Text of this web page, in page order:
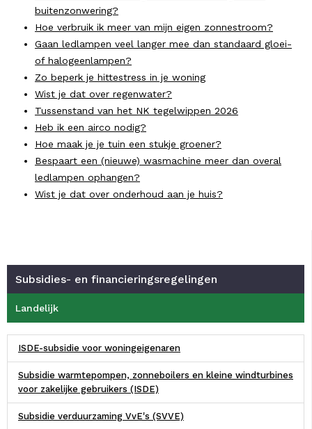
buitenzonwering?
Hoe verbruik ik meer van mijn eigen zonnestroom?
Gaan ledlampen veel langer mee dan standaard gloei-
of halogeenlampen?
Zo beperk je hittestress in je woning
Wist je dat over regenwater?
Tussenstand van het NK tegelwippen 2026
Heb ik een airco nodig?
Hoe maak je je tuin een stukje groener?
Bespaart een (nieuwe) wasmachine meer dan overal
ledlampen ophangen?
Wist je dat over onderhoud aan je huis?
Subsidies- en financieringsregelingen
Landelijk
ISDE-subsidie voor woningeigenaren
Subsidie warmtepompen, zonneboilers en kleine windturbines
voor zakelijke gebruikers (ISDE)
Subsidie verduurzaming VvE's (SVVE)